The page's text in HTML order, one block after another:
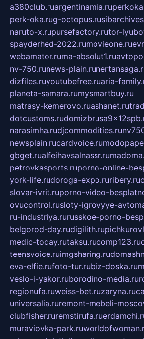
a380club.ruargentinamia.ru
perk-oka.rug-octopus.ru
naruto-x.rupursefactory.rutor-
spayderhed-2022.rumovieone.ru
webamator.ruma-absolut1.ru
nv-750.runews-plain.ru
dizfiles.ruyoutubefree.ruaria-
planeta-samara.rumysmartbuy.ru
matrasy-kemerovo.ruashanet.ru
dotcustoms.ru
narasimha.rudjcommodities.ru
newsplain.rucardvoice.ru
gbget.rualfeihavsalnassr.ru
petrovkasports.ruporno-online-
york-life.rudoroga-expo.ruribery.ru
slovar-ivrit.ruporno-video-
ovucontrol.rusloty-igrovyye-
ru-industriya.rurusskoe-porno-
belgorod-day.rudigilith.ru
medic-today.rutaksu.rucomp123.ru
teensvoice.ruimgsharing.ru
eva-elfie.rufoto-tur.rubiz-doska.ru
veslo-i-yakor.ruborodino-media.ru
regionufa.ruweiss-bet.ruzaryna.ru
universalia.ruremont-mebeli-
clubfisher.ruremstirufa.ru
muraviovka-park.ru